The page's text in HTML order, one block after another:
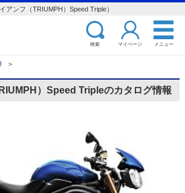
アンフ（TRIUMPH）Speed Triple）
検索 マイページ メニュー
＞
）Speed Tripleのカタログ情報